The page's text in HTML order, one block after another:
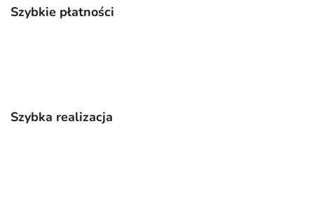
Szybkie płatności
Szybka realizacja